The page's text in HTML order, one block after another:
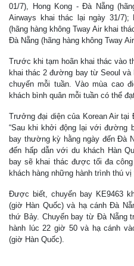
01/7), Hong Kong - Đà Nẵng
Airways khai thác lại ngày 31/7);
(hãng hàng không Tway Air khai
Đà Nẵng (hãng hàng không Tway
Trước khi tạm hoãn khai thác vào
khai thác 2 đường bay từ Seoul và
chuyến mỗi tuần. Vào mùa cao
khách bình quân mỗi tuần có thể
Trưởng đại diện của Korean Air tại
“Sau khi khởi động lại với đường
bay thường kỳ hằng ngày đến Đà
đến hấp dẫn với du khách Hàn
bay sẽ khai thác được tối đa
khách hàng những hành trình thú
Được biết, chuyến bay KE9463
(giờ Hàn Quốc) và hạ cánh Đà
thứ Bảy. Chuyến bay từ Đà Nẵng
hành lúc 22 giờ 50 và hạ cánh
(giờ Hàn Quốc).